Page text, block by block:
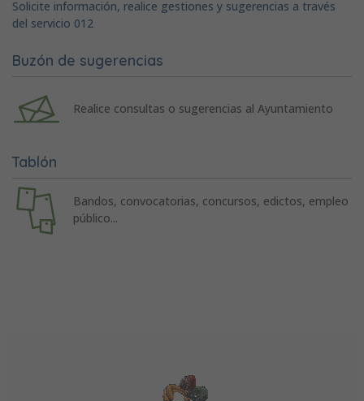
Solicite información, realice gestiones y sugerencias a través
del servicio 012
Buzón de sugerencias
Realice consultas o sugerencias al Ayuntamiento
Tablón
Bandos, convocatorias, concursos, edictos, empleo
público...